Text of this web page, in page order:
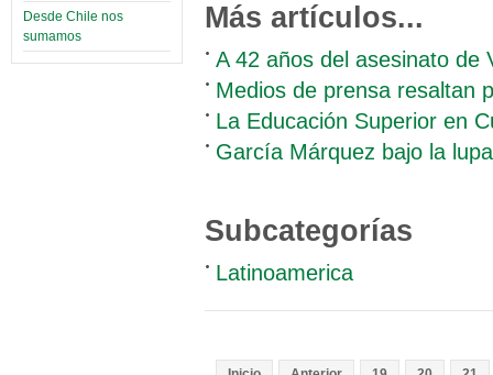
Desde Chile nos
sumamos
Más artículos...
A 42 años del asesinato de
Medios de prensa resaltan
La Educación Superior en
García Márquez bajo la
Subcategorías
Latinoamerica